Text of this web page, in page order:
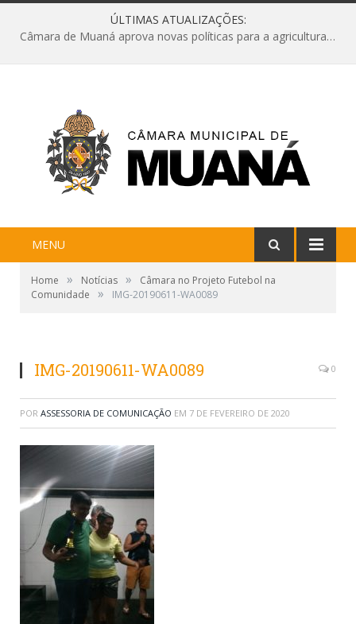
ÚLTIMAS ATUALIZAÇÕES:
Câmara de Muaná aprova novas políticas para a agricultura e solicita reforma da Ponte do Reduto
MENU
Home » Notícias »
Câmara no Projeto Futebol na
Comunidade
» IMG-20190611-WA0089
IMG-20190611-WA0089 0
POR ASSESSORIA DE COMUNICAÇÃO EM 7 DE FEVEREIRO DE 2020